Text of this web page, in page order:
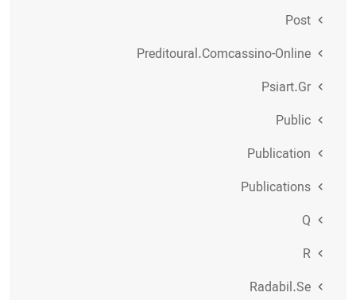
Post
Preditoural.comcassino-Online
Psiart.gr
Public
Publication
Publications
Q
R
Radabil.se